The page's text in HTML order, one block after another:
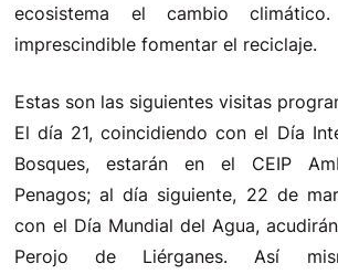
ecosistema el cambio
imprescindible fomentar el reciclaje.
Estas son las siguientes visitas
El día 21, coincidiendo con el Día
Bosques, estarán en el CEIP
Penagos; al día siguiente, 22 de
con el Día Mundial del Agua,
Perojo de Liérganes. Así